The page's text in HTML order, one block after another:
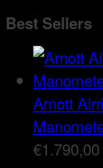
Best Sellers
Arnott
€1.790,00